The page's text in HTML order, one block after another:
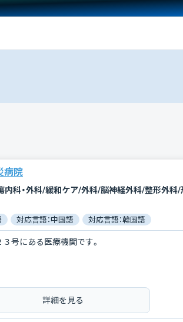
病院
対応言語：中国語 対応言語：韓国語
号にある医療機関です。
詳細を見る